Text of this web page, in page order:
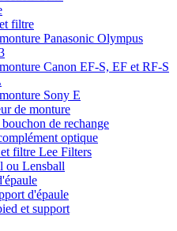
filtre
Panasonic Olympus
Canon EF-S, EF et RF-S
Sony E
de monture
de rechange
optique
filtre Lee Filters
ou Lensball
d'épaule
et support